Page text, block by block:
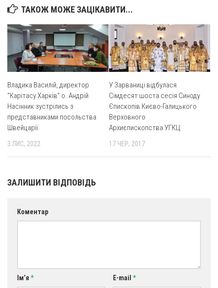
ТАКОЖ МОЖЕ ЗАЦІКАВИТИ...
Владика Василій, директор
“Карітасу Харків” о. Андрій
Насінник зустрілись з
представниками посольства
Швейцарії
3 ЛИС, 2022
У Зарваниці відбулася
Сімдесят шоста сесія Синоду
Єпископів Києво-Галицького
Верховного
Архиєпископства УГКЦ
17 ЧЕР, 2017
ЗАЛИШИТИ ВІДПОВІДЬ
Коментар
Ім’я * E-mail *